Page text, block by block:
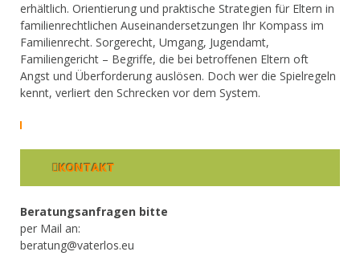
erhältlich. Orientierung und praktische Strategien für Eltern in
familienrechtlichen Auseinandersetzungen Ihr Kompass im
Familienrecht. Sorgerecht, Umgang, Jugendamt,
Familiengericht – Begriffe, die bei betroffenen Eltern oft
Angst und Überforderung auslösen. Doch wer die Spielregeln
kennt, verliert den Schrecken vor dem System.
KONTAKT
Beratungsanfragen bitte
per Mail an:
beratung@vaterlos.eu